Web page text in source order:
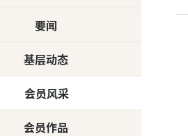
要闻
基层动态
会员风采
会员作品